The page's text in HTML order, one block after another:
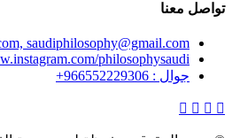
تواصل معنا
saudiphilosophy@gmail.com
philosophysaudi/
جوال : 966552229306+